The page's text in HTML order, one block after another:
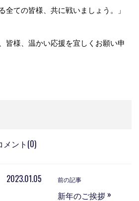
全ての皆様、共に戦いましょう。」
皆様、温かい応援を宜しくお願い申
メント(0)
2023.01.05 前の記事
新年のご挨拶 »